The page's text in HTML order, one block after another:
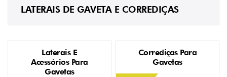
LATERAIS DE GAVETA E CORREDIÇAS
Laterais E
Acessórios Para
Gavetas
Corrediças Para
Gavetas